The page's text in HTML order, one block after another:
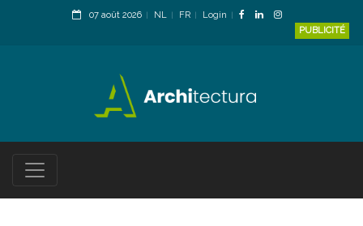
07 août 2026 NL FR
Login
PUBLICITÉ